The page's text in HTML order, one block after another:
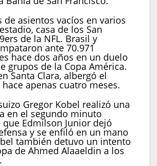
de asientos vacíos en varios
casa de los San
de la NFL. Brasil y
ante 70.971
hace dos años en un duelo
grupos de la Copa América.
Santa Clara, albergó el
apenas cuatro meses.
Gregor Kobel realizó una
en el segundo minuto
que Edmilson Junior dejó
y se enfiló en un mano
también detuvo un intento
de Ahmed Alaaeldin a los